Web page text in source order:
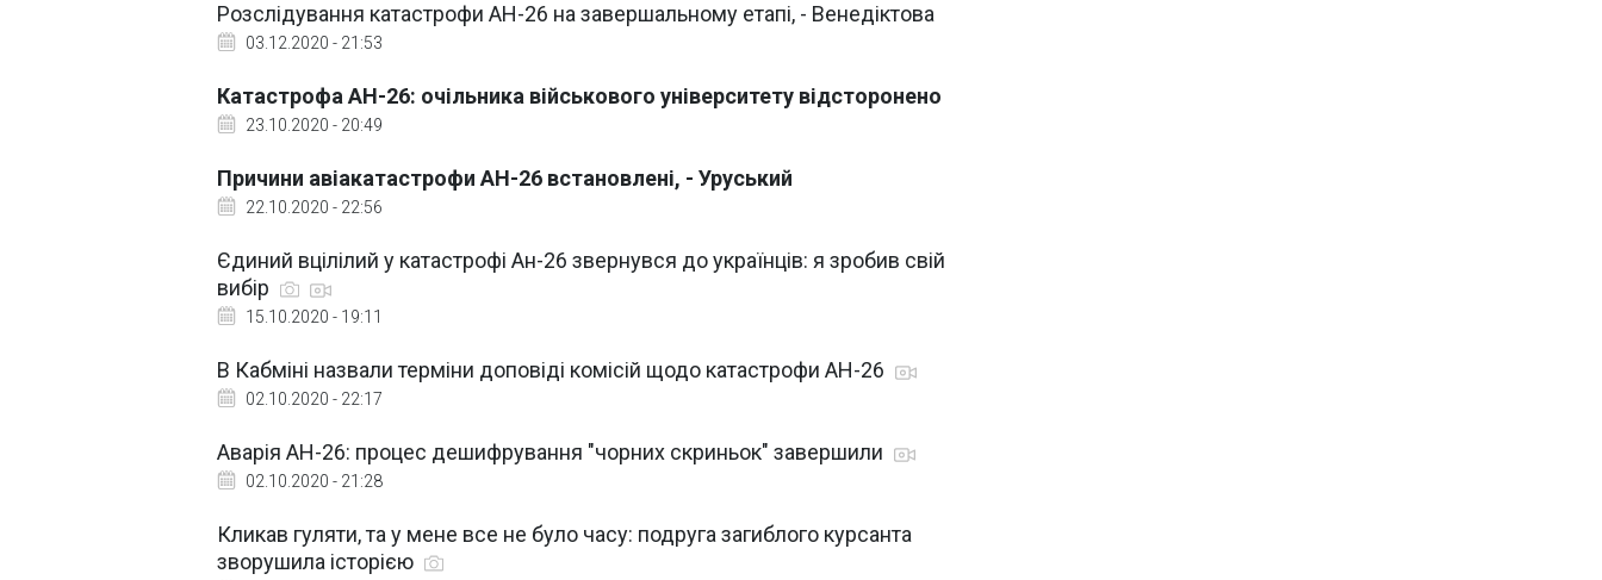
Розслідування катастрофи АН-26 на завершальному етапі, - Венедіктова
03.12.2020 - 21:53
Катастрофа АН-26: очільника військового університету відсторонено
23.10.2020 - 20:49
Причини авіакатастрофи АН-26 встановлені, - Уруський
22.10.2020 - 22:56
Єдиний вцілілий у катастрофі Ан-26 звернувся до українців: я зробив свій
вибір
15.10.2020 - 19:11
В Кабміні назвали терміни доповіді комісій щодо катастрофи АН-26
02.10.2020 - 22:17
Аварія АН-26: процес дешифрування "чорних скриньок" завершили
02.10.2020 - 21:28
Кликав гуляти, та у мене все не було часу: подруга загиблого курсанта
зворушила історією